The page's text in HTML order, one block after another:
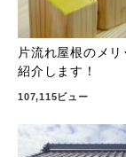
片流れ屋根のメ
紹介します！
107,115ビュー